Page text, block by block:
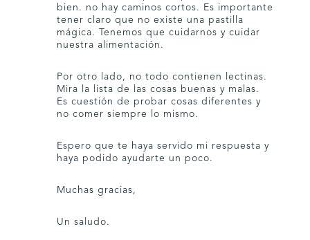
bien. no hay caminos cortos. Es importante
tener claro que no existe una pastilla
mágica. Tenemos que cuidarnos y cuidar
nuestra alimentación.
Por otro lado, no todo contienen lectinas.
Mira la lista de las cosas buenas y malas.
Es cuestión de probar cosas diferentes y
no comer siempre lo mismo.
Espero que te haya servido mi respuesta y
haya podido ayudarte un poco.
Muchas gracias,
Un saludo.